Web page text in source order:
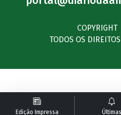
Edição Impressa Últimas
TODOS OS